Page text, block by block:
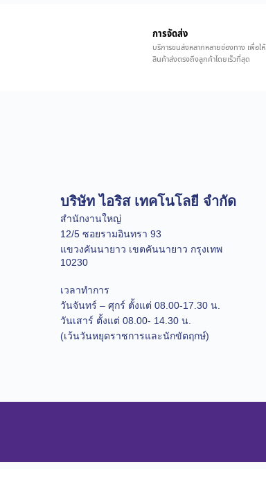
การจัดส่ง
บริการขนส่งหลากหลายช่องทาง เพื่อให้
สินค้าส่งตรงถึงลูกค้าโดยเร็วที่สุด
บริษัท ไอริส เทคโนโลยี จำกัด
สำนักงานใหญ่
12/5 ซอยรามอินทรา 93
แขวงคันนายาว เขตคันนายาว กรุงเทพ
10230
เวลาทำการ
วันจันทร์ – ศุกร์ ตั้งแต่ 08.00-17.30 น.
วันเสาร์ ตั้งแต่ 08.00- 14.30 น.
(เว้นวันหยุดราชการและนักขัตฤกษ์)